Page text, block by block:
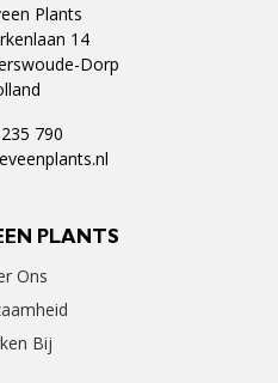
Plants
14
Dorp
790
PLANTS
Ons
Bij